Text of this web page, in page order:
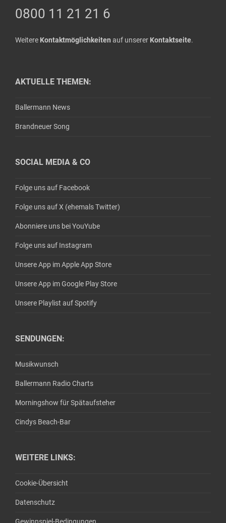
0800 11 21 21 6
Weitere Kontaktmöglichkeiten auf unserer Kontaktseite.
AKTUELLE THEMEN:
Ballermann News
Brandneuer Song
SOCIAL MEDIA & CO
Folge uns auf Facebook
Folge uns auf X (ehemals Twitter)
Abonniere uns bei YouYube
Folge uns auf Instagram
Unsere App im Apple App Store
Unsere App im Google Play Store
Unsere Playlist auf Spotify
SENDUNGEN:
Musikwunsch
Ballermann Radio Charts
Morningshow für Spätaufsteher
Cindys Beach-Bar
WEITERE LINKS:
Cookie-Übersicht
Datenschutz